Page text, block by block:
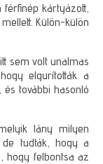
férfinép kártyázott,
Külön-külön
sem volt unalmas
elgurították a
további hasonló
lány milyen
tudták, hogy a
hogy felbontsa az